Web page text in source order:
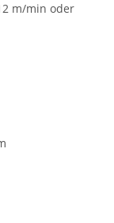
m/min oder